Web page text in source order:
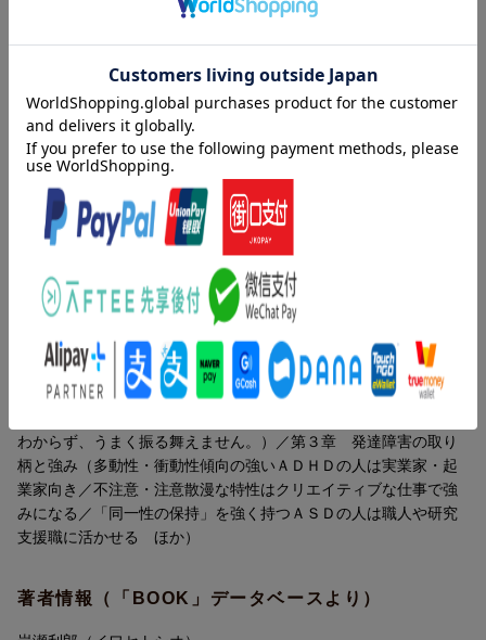
そんな、あなたの周りにいる人たちの、ちょっと不思議な考え方
や感じ方、脳の特性かもしれません。
発達障害の人たちは、毎日の生活の中で、どんなふうに物事をと
らえて、何を感じているのか。
この本では、そんな“発達障害の人が見ている世界”と、コミュニケ
ーション方法について、医師の豊富なエピソードとともに、マン
ガでわかりやすく伝えていきます。
発達障害の人は、決して能力が低いわけでも、人間性に問題があ
るわけでもありません。
発揮できる可能性を秘めた人たちなのです。
に生きるのが少し楽になり、特性を「個性」や「強み」に変える
ことができるはずです。
発達障害の人、グレーゾーンの人、定型発達の人。
あなたの周りにいる、ちょっとだけ“違う世界”が見えている人たち
が、ユニークな個性を活かし、活躍できる未来に向けて。
それでは、始めましょう！
内容紹介（「BOOK」データベースより）
発達障害の人が見ている世界は、こんなに違っています。１５万
部のベストセラーがついにマンガ化！ともに生きるためのヒント
をわかりやすくマンガで解説！
目次（「BOOK」データベースより）
第１章 コミュニケーションの困りごと（悪気はないのになぜか
人を怒らせてしまいます。／人との会話がなぜかいつも成立しま
せん。／簡単そうに思える意思の疎通ができません。／人と比べ
ると感情がいつも不安定です。）／第２章 行動の困りごと（み
んなと同じようにできなくて、自分でも困ってます。／周りの人
わからず、うまく振る舞えません。）／第３章 発達障害の取り
柄と強み（多動性・衝動性傾向の強いＡＤＨＤの人は実業家・起
業家向き／不注意・注意散漫な特性はクリエイティブな仕事で強
みになる／「同一性の保持」を強く持つＡＳＤの人は職人や研究
支援職に活かせる ほか）
著者情報（「BOOK」データベースより）